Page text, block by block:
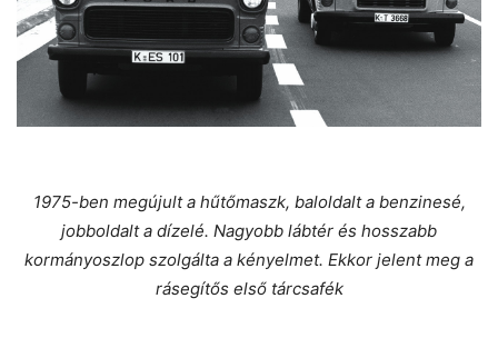
1975-ben megújult a hűtőmaszk, baloldalt a benzinesé,
jobboldalt a dízelé. Nagyobb lábtér és hosszabb
kormányoszlop szolgálta a kényelmet. Ekkor jelent meg a
rásegítős első tárcsafék